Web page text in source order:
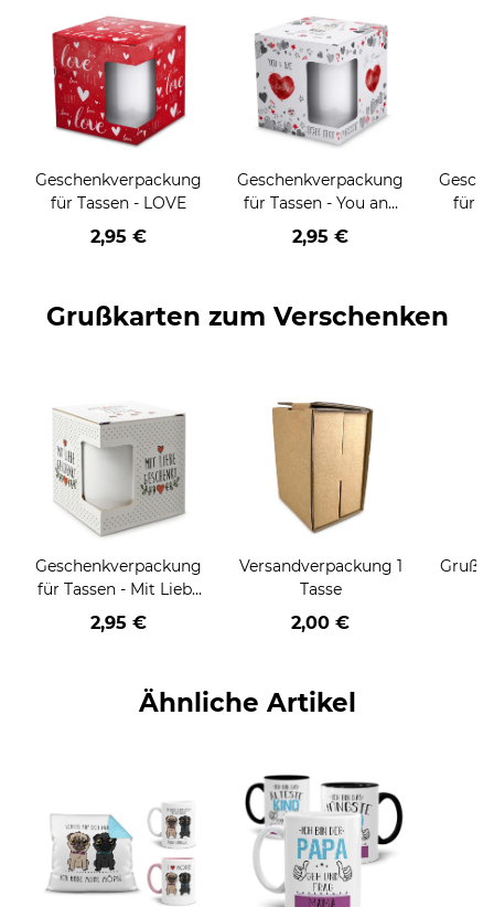
Geschenkverpackung
für Tassen - LOVE
2,95 €
Geschenkverpackung
für Tassen - You and
me
2,95 €
für
Grußkarten zum Verschenken
Geschenkverpackung
für Tassen - Mit Liebe
geschenkt
2,95 €
Versandverpackung 1
Tasse
2,00 €
Ähnliche Artikel